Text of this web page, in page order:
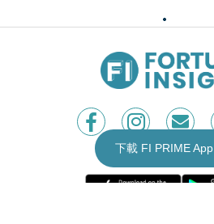
下載 FI PRIME App